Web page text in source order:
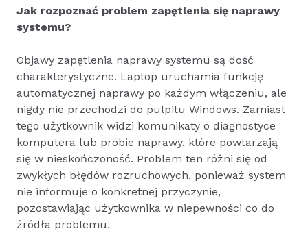
Jak rozpoznać problem zapętlenia się naprawy
systemu?
Objawy zapętlenia naprawy systemu są dość
charakterystyczne. Laptop uruchamia funkcję
automatycznej naprawy po każdym włączeniu, ale
nigdy nie przechodzi do pulpitu Windows. Zamiast
tego użytkownik widzi komunikaty o diagnostyce
komputera lub próbie naprawy, które powtarzają
się w nieskończoność. Problem ten różni się od
zwykłych błędów rozruchowych, ponieważ system
nie informuje o konkretnej przyczynie,
pozostawiając użytkownika w niepewności co do
źródła problemu.